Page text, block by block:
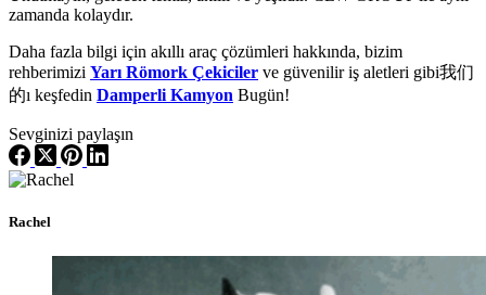
zamanda kolaydır.
Daha fazla bilgi için akıllı araç çözümleri hakkında, bizim
rehberimizi Yarı Römork Çekiciler ve güvenilir iş aletleri gibi我们
的ı keşfedin Damperli Kamyon Bugün!
Sevginizi paylaşın
Rachel